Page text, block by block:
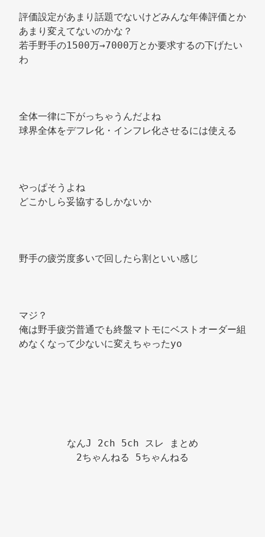
評価設定があまり話題でないけどみんな年俸評価とか
あまり変えてないのかな？
若手野手の1500万→7000万とか要求するの下げたい
わ
全体一律に下がっちゃうんだよね
球界全体をデフレ化・インフレ化させるには使える
やっぱそうよね
どこかしら妥協するしかないか
野手の疲労度多いで回したら割といい感じ
マジ？
俺は野手疲労普通でも終盤マトモにベストオーダー組
めなくなって少ないに変えちゃったyo
なんJ 2ch 5ch スレ まとめ
2ちゃんねる 5ちゃんねる